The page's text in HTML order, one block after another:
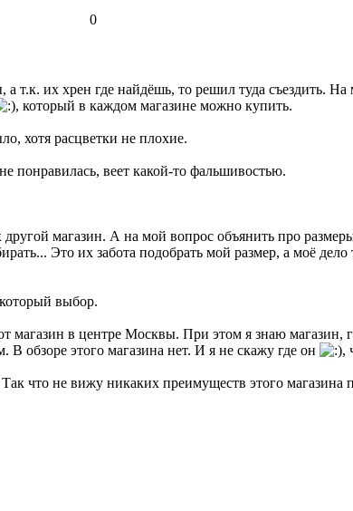
0
их хрен где найдёшь, то решил туда съездить. На
, который в каждом магазине можно купить.
хотя расцветки не плохие.
понравилась, веет какой-то фальшивостью.
магазин. А на мой вопрос объянить про
Это их забота подобрать мой размер, а моё дело
выбор.
магазин в центре Москвы. При этом я знаю магазин,
обзоре этого магазина нет. И я не скажу где он
,
что не вижу никаких преимуществ этого магазина